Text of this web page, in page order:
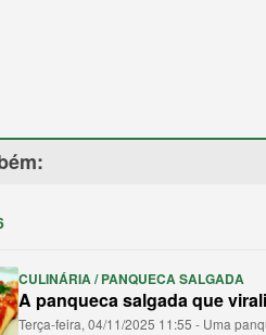
CULINÁRIA / PANQUECA SALGADA
A panqueca salgada que
Terça-feira, 04/11/2025 11:55 - Uma